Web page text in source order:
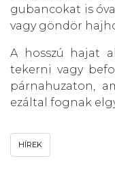
gubancokat is
vagy göndör
A hosszú hajat
tekerni vagy
párnahuzaton,
ezáltal fognak
HÍREK